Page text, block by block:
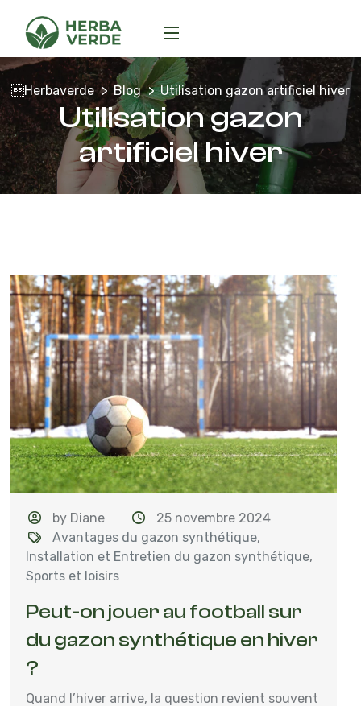
Herbaverde Blog Utilisation gazon artificiel hiver
Utilisation gazon
artificiel hiver
by Diane
25 novembre 2024
Avantages du gazon synthétique,
Installation et Entretien du gazon synthétique,
Sports et loisirs
Peut-on jouer au football sur
du gazon synthétique en hiver
?
Quand l’hiver arrive, la question revient souvent